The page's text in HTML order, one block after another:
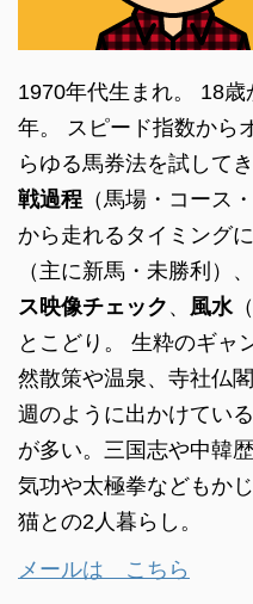
1970年代生まれ。 18
年。 スピード指数から
らゆる馬券法を試して
戦過程 （馬場・コース
から走れるタイミング
（主に新馬・未勝利）、
ス映像チェック 、 風水
とこどり。 生粋のギャ
然散策や温泉、寺社仏
週のように出かけてい
が多い。三国志や中韓
気功や太極拳などもか
猫との2人暮らし。
メールは こちら